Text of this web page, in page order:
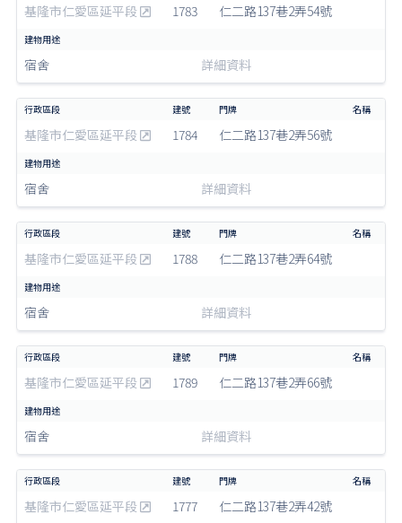
基隆市仁愛區延平段 1783 仁二路137巷2弄54號
宿舍 詳細資料
基隆市仁愛區延平段 1784 仁二路137巷2弄56號
宿舍 詳細資料
基隆市仁愛區延平段 1788 仁二路137巷2弄64號
宿舍 詳細資料
基隆市仁愛區延平段 1789 仁二路137巷2弄66號
宿舍 詳細資料
基隆市仁愛區延平段 1777 仁二路137巷2弄42號